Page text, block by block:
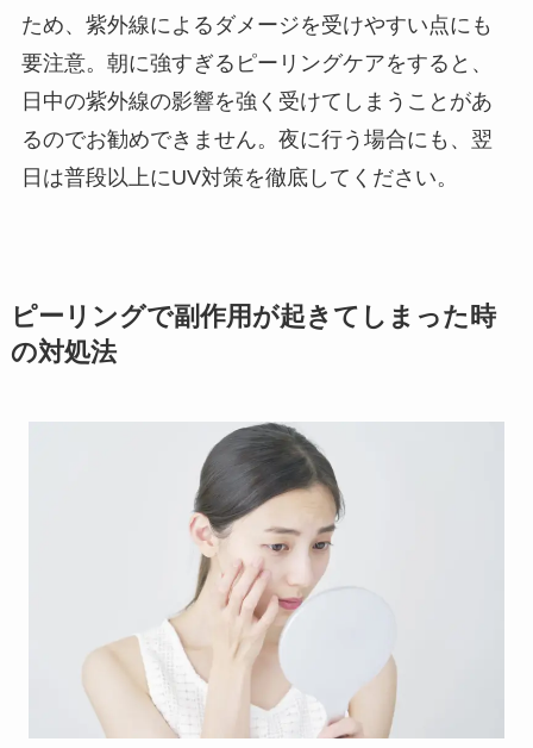
ため、紫外線によるダメージを受けやすい点にも
要注意。朝に強すぎるピーリングケアをすると、
日中の紫外線の影響を強く受けてしまうことがあ
るのでお勧めできません。夜に行う場合にも、翌
日は普段以上にUV対策を徹底してください。
ピーリングで副作用が起きてしまった時
の対処法